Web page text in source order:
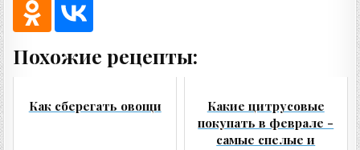
Похожие рецепты:
Как сберегать овощи
Какие цитрусовые
покупать в феврале -
самые спелые и